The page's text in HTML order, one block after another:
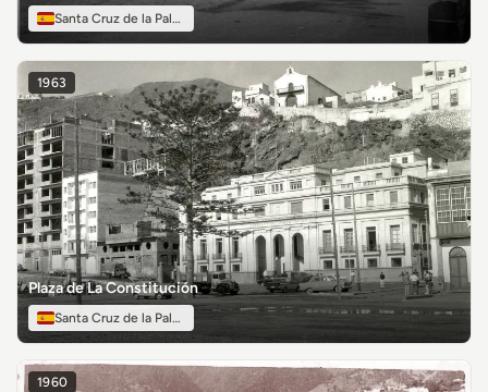
Santa Cruz de la Palma
1963
Plaza de La Constitución
Santa Cruz de la Palma
1960